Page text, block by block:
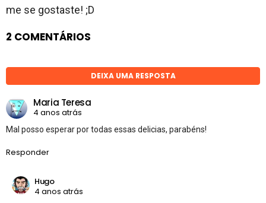
me se gostaste! ;D
2 COMENTÁRIOS
DEIXA UMA RESPOSTA
Maria Teresa
4 anos atrás
Mal posso esperar por todas essas delicias, parabéns!
Responder
Hugo
4 anos atrás